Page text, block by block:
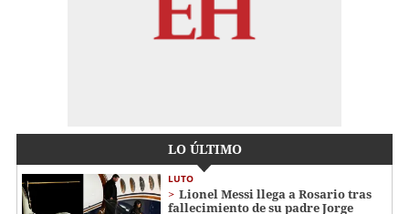
LO ÚLTIMO
LUTO
Lionel Messi llega a Rosario tras
fallecimiento de su padre Jorge